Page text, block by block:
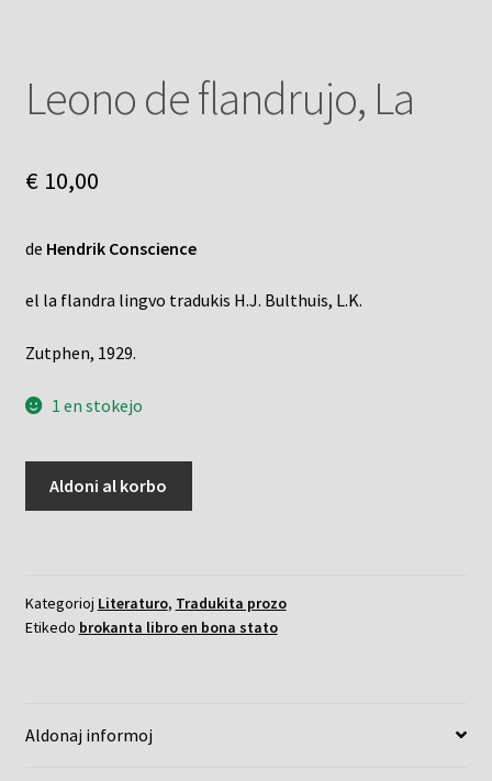
Leono de flandrujo, La
€10,00
de Hendrik Conscience
el la flandra lingvo tradukis H.J. Bulthuis, L.K.
Zutphen, 1929.
1 en stokejo
Aldoni al korbo
Kategorioj Literaturo, Tradukita prozo
Etikedo brokanta libro en bona stato
Aldonaj informoj